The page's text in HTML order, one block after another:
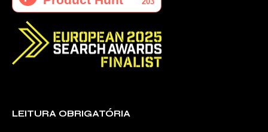
LEITURA OBRIGATÓRIA